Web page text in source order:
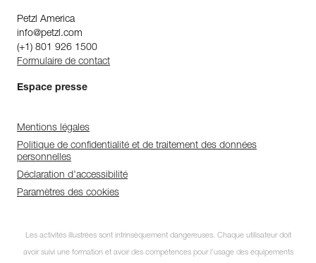
Petzl America
info@petzl.com
(+1) 801 926 1500
Formulaire de contact
Espace presse
Mentions légales
Politique de confidentialité et de traitement des données
personnelles
Déclaration d'accessibilité
Paramètres des cookies
Les activités illustrées sont intrinsèquement dangereuses. Chaque utilisateur doit
avoir suivi une formation et avoir des compétences pour l’usage des équipements